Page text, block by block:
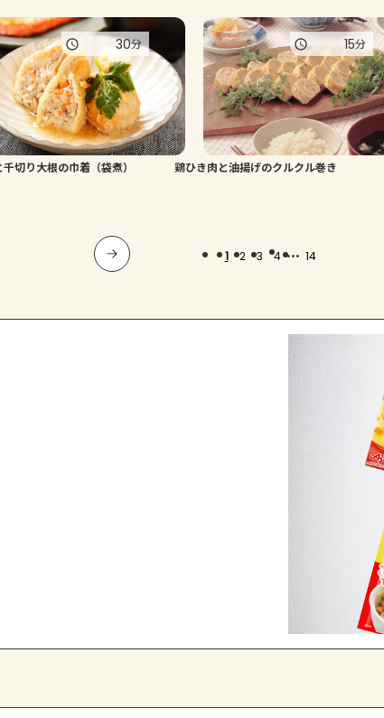
切り大根の巾着（袋煮）
30分
鶏ひき肉と油揚げのクルクル巻き
15分
1 2 3 4 ... 14